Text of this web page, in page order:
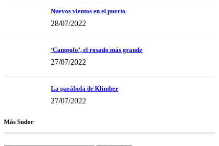
Nuevos vientos en el puerto
28/07/2022
‘Campolo’, el rosado más grande
27/07/2022
La parábola de Klimber
27/07/2022
Más Sudor